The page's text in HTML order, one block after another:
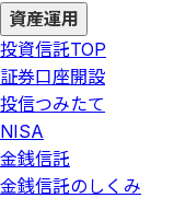
資産運用
投資信託TOP
証券口座開設
投信つみたて
NISA
金銭信託
金銭信託のしくみ